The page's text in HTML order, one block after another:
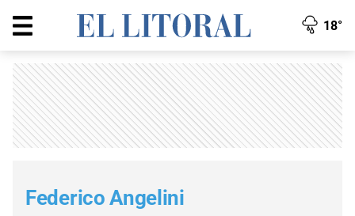
18°
Federico Angelini